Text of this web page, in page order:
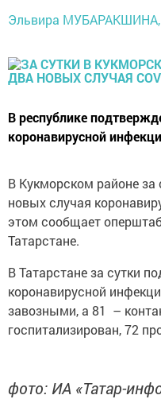
Эльвира МУБАРАКШИНА,
В республике
коронавирусной
В Кукморском районе за
новых случая
этом сообщает
Татарстане.
В Татарстане за сутки
коронавирусной
завозными, а 81 –
госпитализирован, 72
фото: ИА «Татар-